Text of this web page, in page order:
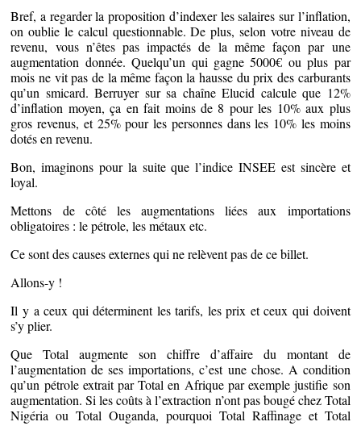
Bref, a regarder la proposition d’indexer les salaires sur l’inflation,
on oublie le calcul questionnable. De plus, selon votre niveau de
revenu, vous n’êtes pas impactés de la même façon par une
augmentation donnée. Quelqu’un qui gagne 5000€ ou plus par
mois ne vit pas de la même façon la hausse du prix des carburants
qu’un smicard. Berruyer sur sa chaîne Elucid calcule que 12%
d’inflation moyen, ça en fait moins de 8 pour les 10% aux plus
gros revenus, et 25% pour les personnes dans les 10% les moins
dotés en revenu.
Bon, imaginons pour la suite que l’indice INSEE est sincère et
loyal.
Mettons de côté les augmentations liées aux importations
obligatoires : le pétrole, les métaux etc.
Ce sont des causes externes qui ne relèvent pas de ce billet.
Allons-y !
Il y a ceux qui déterminent les tarifs, les prix et ceux qui doivent
s’y plier.
Que Total augmente son chiffre d’affaire du montant de
l’augmentation de ses importations, c’est une chose. A condition
qu’un pétrole extrait par Total en Afrique par exemple justifie son
augmentation. Si les coûts à l’extraction n’ont pas bougé chez Total
Nigéria ou Total Ouganda, pourquoi Total Raffinage et Total